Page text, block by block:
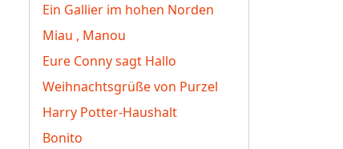
Ein Gallier im hohen Norden
Miau , Manou
Eure Conny sagt Hallo
Weihnachtsgrüße von Purzel
Harry Potter-Haushalt
Bonito